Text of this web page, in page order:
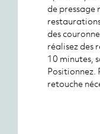
de pressage
des
réalisez des
10 minutes,
Positionnez.
retouche